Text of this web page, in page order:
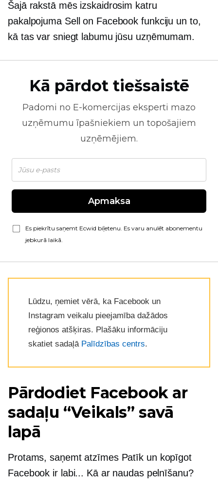
Šajā rakstā mēs izskaidrosim katru
pakalpojuma Sell on Facebook funkciju un to,
kā tas var sniegt labumu jūsu uzņēmumam.
Kā pārdot tiešsaistē
Padomi no E-komercijas eksperti mazo
uzņēmumu īpašniekiem un topošajiem
uzņēmējiem.
Apmaksa
Es piekrītu saņemt Ecwid biļetenu. Es varu anulēt abonementu
jebkurā laikā.
Lūdzu, ņemiet vērā, ka Facebook un
Instagram veikalu pieejamība dažādos
reģionos atšķiras. Plašāku informāciju
skatiet sadaļā Palīdzības centrs.
Pārdodiet Facebook ar
sadaļu “Veikals” savā
lapā
Protams, saņemt atzīmes Patīk un kopīgot
Facebook ir labi... Kā ar naudas pelnīšanu?